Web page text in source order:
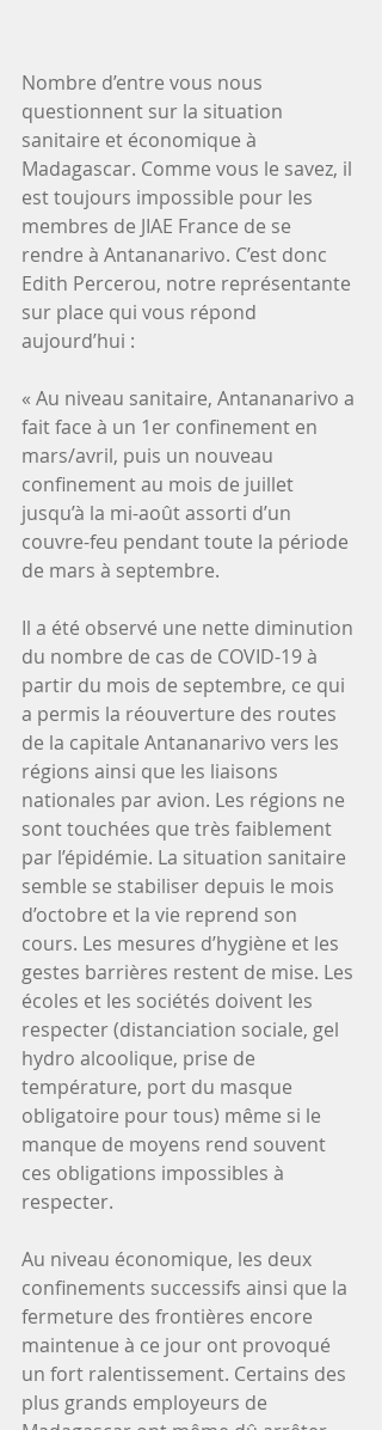
Nombre d’entre vous nous
questionnent sur la situation
sanitaire et économique à
Madagascar. Comme vous le savez, il
est toujours impossible pour les
membres de JIAE France de se
rendre à Antananarivo. C’est donc
Edith Percerou, notre représentante
sur place qui vous répond
aujourd’hui :
« Au niveau sanitaire, Antananarivo a
fait face à un 1er confinement en
mars/avril, puis un nouveau
confinement au mois de juillet
jusqu’à la mi-août assorti d’un
couvre-feu pendant toute la période
de mars à septembre.
Il a été observé une nette diminution
du nombre de cas de COVID-19 à
partir du mois de septembre, ce qui
a permis la réouverture des routes
de la capitale Antananarivo vers les
régions ainsi que les liaisons
nationales par avion. Les régions ne
sont touchées que très faiblement
par l’épidémie. La situation sanitaire
semble se stabiliser depuis le mois
d’octobre et la vie reprend son
cours. Les mesures d’hygiène et les
gestes barrières restent de mise. Les
écoles et les sociétés doivent les
respecter (distanciation sociale, gel
hydro alcoolique, prise de
température, port du masque
obligatoire pour tous) même si le
manque de moyens rend souvent
ces obligations impossibles à
respecter.
Au niveau économique, les deux
confinements successifs ainsi que la
fermeture des frontières encore
maintenue à ce jour ont provoqué
un fort ralentissement. Certains des
plus grands employeurs de